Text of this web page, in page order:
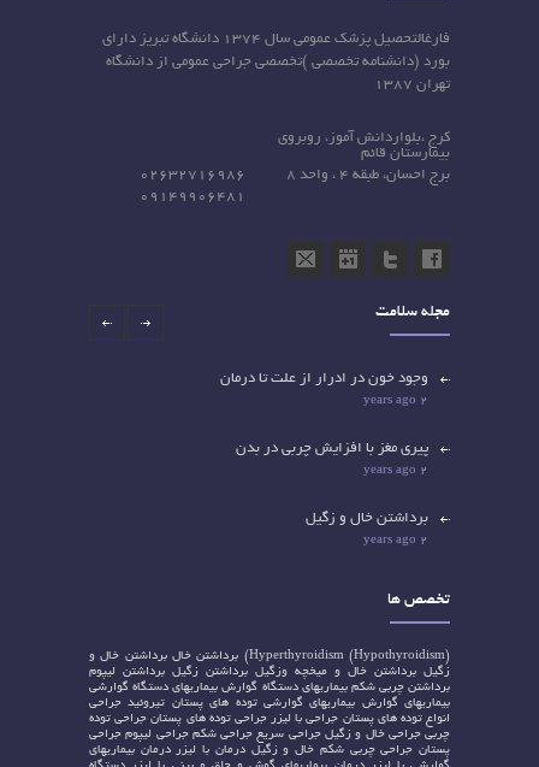
فارغالتحصیل پزشک عمومی سال ۱۳۷۴ دانشگاه تبریز دارای
بورد (دانشنامه تخصصی )تخصصی جراحی عمومی از دانشگاه
تهران ۱۳۸۷
کرج ،بلواردانش آموز، روبروی
بیمارستان قائم
برج احسان، طبقه 4 ، واحد 8
02632716986
09149906481
مجله سلامت
وجود خون در ادرار از علت تا درمان
2 years ago
پیری مغز با افزایش چربی در بدن
2 years ago
برداشتن خال و زگیل
2 years ago
ارزیابی سکته قلبی فقط وفقط با یک قطره خون
6 years ago
تخصص ها
(Hypothyroidism)
Hyperthyroidism) برداشتن خال برداشتن خال و
زگیل برداشتن خال و میخچه وزگیل برداشتن زگیل برداشتن لیپوم
برداشتن چربی شکم بیماریهای دستگاه گوارش بیماریهای دستگاه گوارشی
بیماریهای گوارش بیماریهای گوارشی توده های پستان تیروئید جراحی
انواع توده های پستان جراحی با لیزر جراحی توده های پستان جراحی توده
چربی جراحی خال و زگیل جراحی سریع جراحی شکم جراحی لیپوم جراحی
پستان جراحی چربی شکم خال و زگیل درمان با لیزر درمان بیماریهای